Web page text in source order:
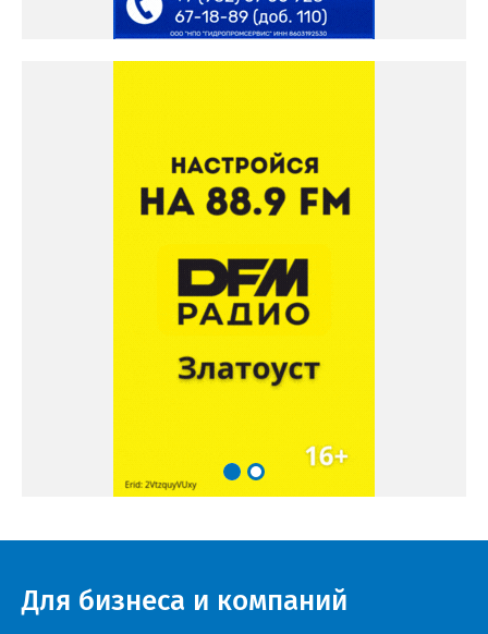
Для бизнеса и компаний